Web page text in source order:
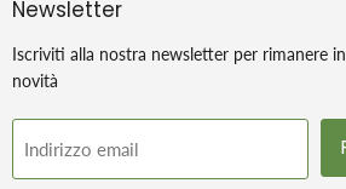
Newsletter
Iscriviti alla nostra newsletter per rimanere
novità
Indirizzo email